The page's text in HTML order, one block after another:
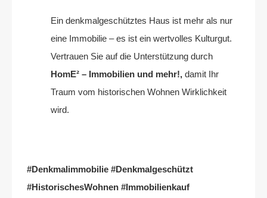
Ein denkmalgeschütztes Haus ist mehr als nur
eine Immobilie – es ist ein wertvolles Kulturgut.
Vertrauen Sie auf die Unterstützung durch
HomE² – Immobilien und mehr!, damit Ihr
Traum vom historischen Wohnen Wirklichkeit
wird.
#Denkmalimmobilie #Denkmalgeschützt
#HistorischesWohnen #Immobilienkauf